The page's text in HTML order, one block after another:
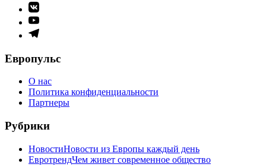
Элемент
меню
Элемент
меню
Элемент
Европульс
О нас
Политика конфиденциальности
Партнеры
Рубрики
НовостиНовости из Европы каждый день
ЕвротрендЧем живет современное общество